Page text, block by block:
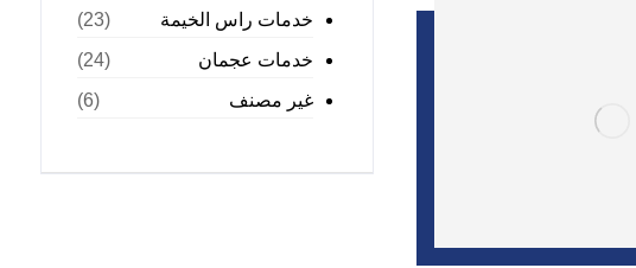
خدمات راس الخيمة
(23)
خدمات عجمان
(24)
غير مصنف
(6)